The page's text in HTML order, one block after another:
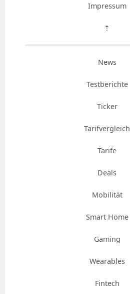
Impressum
⇡
News
Testberichte
Ticker
Tarifvergleich
Tarife
Deals
Mobilität
Smart Home
Gaming
Wearables
Fintech